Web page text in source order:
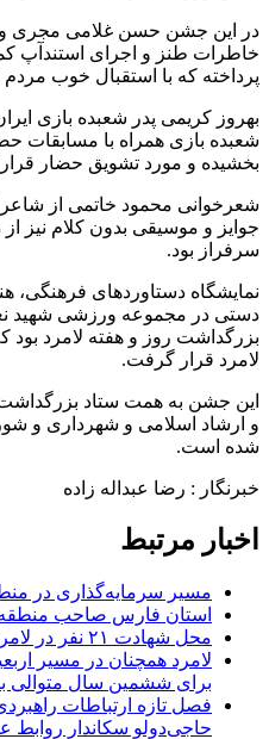
در این جشن حسن غلامی مجری و
خاطرات طنز و اجرای استندآپ
پرداخته که با استقبال خوب
بهروز کریمی پدر شعبده بازی
شعبده بازی همراه با مسابقات
بخشیده و مورد تشویق حضار
شعرخوانی محمود خاتمی از
جوایز و موسیقی بدون کلام نیز
سرفراز بود.
نمایشگاه دستاوردهای فرهنگی،
دستی در مجموعه ورزشی شهید
بزرگداشت روز و هفته لامرد بود
لامرد قرار گرفت.
این جشن به همت ستاد بزرگداشت
و ارشاد اسلامی و شهرداری و
شده است.
خبرنگار : رضا عبداله زاده
اخبار مرتبط
مسیر سرمایه‌گذاری در
استان فارس صاحب
محل شهادت ۲۱ نفر در لامرد در مسیر ثبت ملی قرار گرفت
لامرد همچنان در مسیر
برای ششمین سال متوالی
فصل تازه ارتباطات
حاجی‌دولو سکاندار روابط